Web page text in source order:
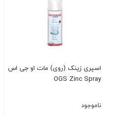
اسپری زینک (روی) مات او جی اس
OGS Zinc Spray
ناموجود